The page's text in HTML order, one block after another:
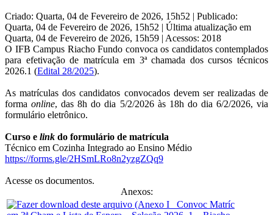
Criado: Quarta, 04 de Fevereiro de 2026, 15h52 | Publicado:
Quarta, 04 de Fevereiro de 2026, 15h52 | Última atualização em
Quarta, 04 de Fevereiro de 2026, 15h59 | Acessos: 2018
O IFB Campus Riacho Fundo convoca os candidatos contemplados
para efetivação de matrícula em 3ª chamada dos cursos técnicos
2026.1 (Edital 28/2025).
As matrículas dos candidatos convocados devem ser realizadas de
formaonline, das 8h do dia 5/2/2026 às 18h do dia 6/2/2026, via
formulário eletrônico.
Curso e link do formulário de matrícula
Técnico em Cozinha Integrado ao Ensino Médio
https://forms.gle/2HSmLRo8n2yzgZQq9
Acesse os documentos.
Anexos: